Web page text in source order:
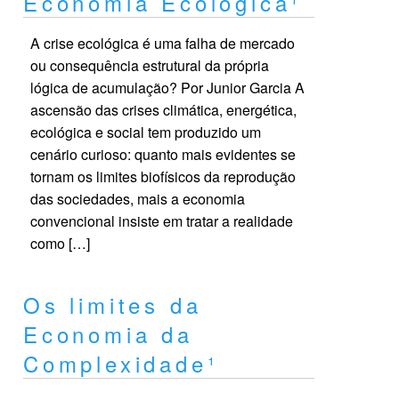
A crise ecológica é uma falha de mercado
ou consequência estrutural da própria
lógica de acumulação? Por Junior Garcia A
ascensão das crises climática, energética,
ecológica e social tem produzido um
cenário curioso: quanto mais evidentes se
tornam os limites biofísicos da reprodução
das sociedades, mais a economia
convencional insiste em tratar a realidade
como […]
Os limites da
Economia da
Complexidade¹